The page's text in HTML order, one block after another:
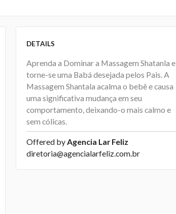
DETAILS
Aprenda a Dominar a Massagem Shatanla e
torne-se uma Babá desejada pelos Pais. A
Massagem Shantala acalma o bebê e causa
uma significativa mudança em seu
comportamento, deixando-o mais calmo e
sem cólicas.
Offered byAgencia Lar Feliz
diretoria@agencialarfeliz.com.br